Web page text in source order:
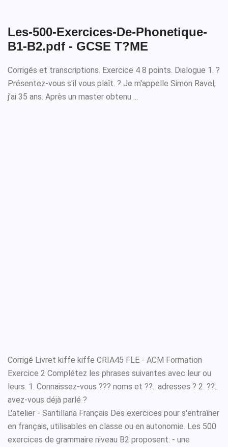
Les-500-Exercices-De-Phonetique-
B1-B2.pdf - GCSE T?ME
Corrigés et transcriptions. Exercice 4 8 points. Dialogue 1. ?
Présentez-vous s'il vous plaît. ? Je m'appelle Simon Ravel,
j'ai 35 ans. Après un master obtenu ...
Corrigé Livret kiffe kiffe CRIA45 FLE - ACM Formation
Exercice 2 Complétez les phrases suivantes avec leur ou
leurs. 1. Connaissez-vous ??? noms et ??.. adresses ? 2. ??..
avez-vous déjà parlé ?
L'atelier - Santillana Français Des exercices pour s'entraîner
en français, utilisables en classe ou en autonomie. Les 500
exercices de grammaire niveau B2 proposent: - une